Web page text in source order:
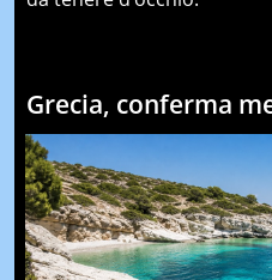
Grecia, conferma